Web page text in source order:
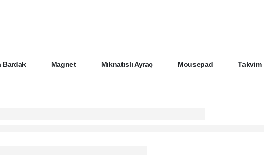
Bardak Magnet Mıknatıslı Ayraç Mousepad Takvim